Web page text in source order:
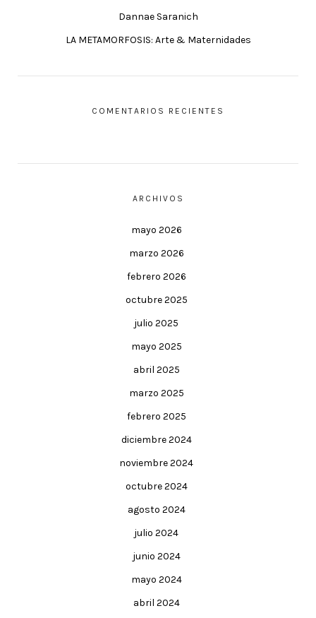
Dannae Saranich
LA METAMORFOSIS: Arte & Maternidades
COMENTARIOS RECIENTES
ARCHIVOS
mayo 2026
marzo 2026
febrero 2026
octubre 2025
julio 2025
mayo 2025
abril 2025
marzo 2025
febrero 2025
diciembre 2024
noviembre 2024
octubre 2024
agosto 2024
julio 2024
junio 2024
mayo 2024
abril 2024